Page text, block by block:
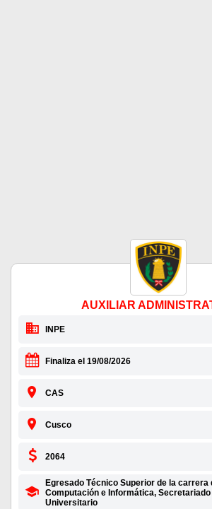
AUXILIAR
INPE
Finaliza el 19/08/2026
CAS
Cusco
2064
Egresado Técnico Superior de la
Computación e Informática,
Universitario